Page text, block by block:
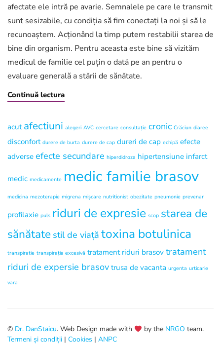
afectate ele intră pe avarie. Semnalele pe care le transmit
sunt sesizabile, cu condiția să fim conectați la noi și să le
recunoaștem. Acționând la timp putem restabilii starea de
bine din organism. Pentru aceasta este bine să vizităm
medicul de familie cel puțin o dată pe an pentru o
evaluare generală a stării de sănătate.
Continuă lectura
acut afectiuni alegeri AVC cercetare consultație cronic Crăciun diaree
disconfort durere de burta durere de cap dureri de cap echipă efecte
adverse efecte secundare hiperdidroza hipertensiune infarct
medic medicamente medic familie brasov
medicina mezoterapie migrena mișcare nutritionist obezitate pneumonie prevenar
profilaxie puls riduri de expresie scop starea de
sănătate stil de viață toxina botulinica
transpiratie transpirația excesivă tratament riduri brasov tratament
riduri de expersie brasov trusa de vacanta urgenta urticarie
vara
© Dr. DanStaicu. Web Design made with by the NRGO team.
Termeni și condiții | Cookies | ANPC